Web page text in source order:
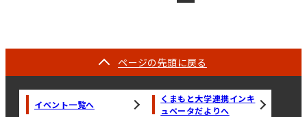
ページの先頭に戻る
イベント一覧へ
くまもと大学連携インキ
ュベータだよりへ